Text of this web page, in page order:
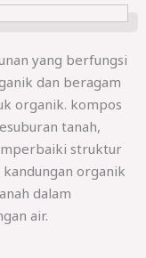
yang berfungsi
dan beragam
organik. kompos
tanah,
struktur
organik
dalam
air.